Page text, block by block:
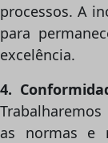
processos. A
para
excelência.
4.
as normas e